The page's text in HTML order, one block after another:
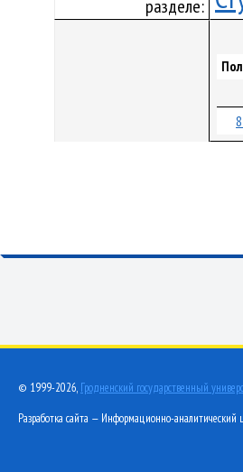
разделе:
© 1999-2026, Гродненский государственный
Разработка сайта — Информационно-аналитический